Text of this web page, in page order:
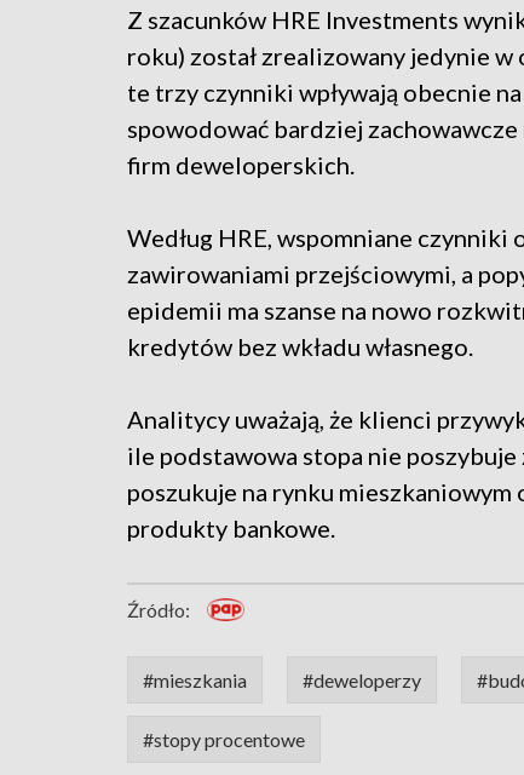
Z szacunków HRE Investments
roku) został zrealizowany jedynie
te trzy czynniki wpływają obecnie
spowodować bardziej
firm deweloperskich.
Według HRE, wspomniane czynniki
zawirowaniami przejściowymi, a
epidemii ma szanse na nowo
kredytów bez wkładu własnego.
Analitycy uważają, że klienci
ile podstawowa stopa nie poszybuje
poszukuje na rynku
produkty bankowe.
Źródło:
#mieszkania #deweloperzy
#stopy procentowe